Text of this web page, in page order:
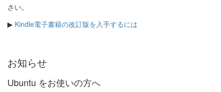
さい。
▶ Kindle電子書籍の改訂版を入手するには
お知らせ
Ubuntu をお使いの方へ